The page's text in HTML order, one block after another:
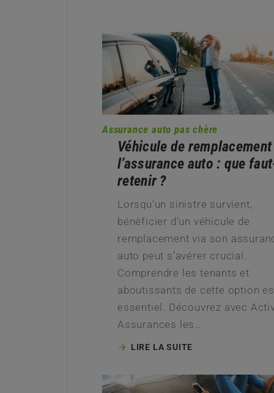
Assurance auto pas chère
Véhicule de
l’assurance auto : que
retenir ?
Lorsqu’un sinistre survient,
bénéficier d’un véhicule de
remplacement via son
auto peut s’avérer crucial.
Comprendre les tenants et
aboutissants de cette option
essentiel. Découvrez avec
Assurances les…
LIRE LA SUITE